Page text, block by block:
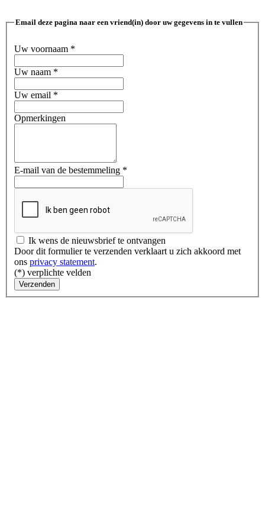
Email deze pagina naar een vriend(in) door uw gegevens in te vullen
Uw voornaam *
Uw naam *
Uw email *
Opmerkingen
E-mail van de bestemmeling *
Ik wens de nieuwsbrief te ontvangen
Door dit formulier te verzenden verklaart u zich akkoord met
ons privacy statement.
(*) verplichte velden
Verzenden